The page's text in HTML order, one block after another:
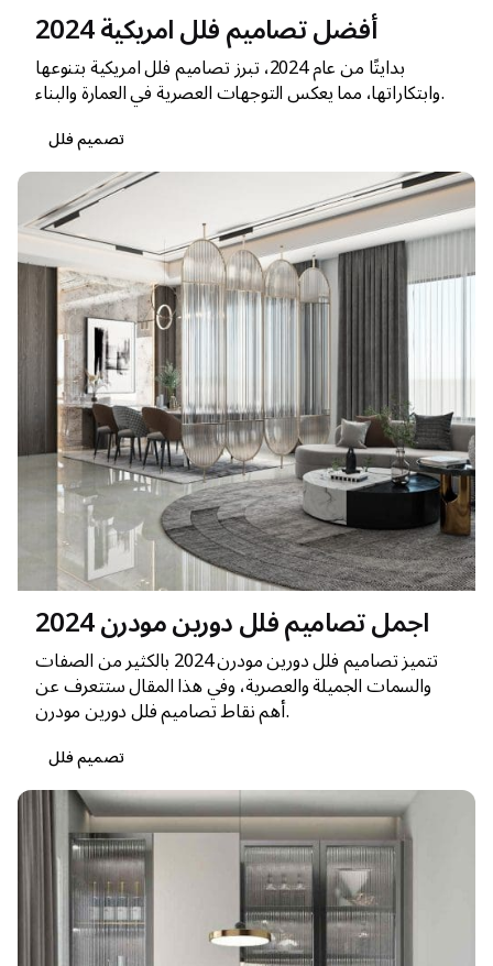
أفضل تصاميم فلل امريكية 2024
بدايتًا من عام 2024، تبرز تصاميم فلل امريكية بتنوعها
وابتكاراتها، مما يعكس التوجهات العصرية في العمارة والبناء.
تصميم فلل
اجمل تصاميم فلل دورين مودرن 2024
تتميز تصاميم فلل دورين مودرن 2024 بالكثير من الصفات
والسمات الجميلة والعصرية، وفي هذا المقال ستتعرف عن
أهم نقاط تصاميم فلل دورين مودرن.
تصميم فلل